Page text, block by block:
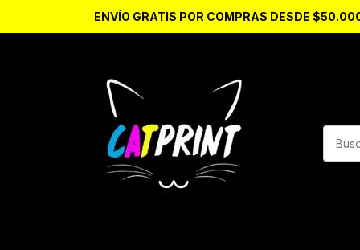
ENVÍO GRATIS POR COMPRAS DESDE